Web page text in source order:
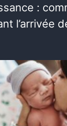
:
l’arrivée